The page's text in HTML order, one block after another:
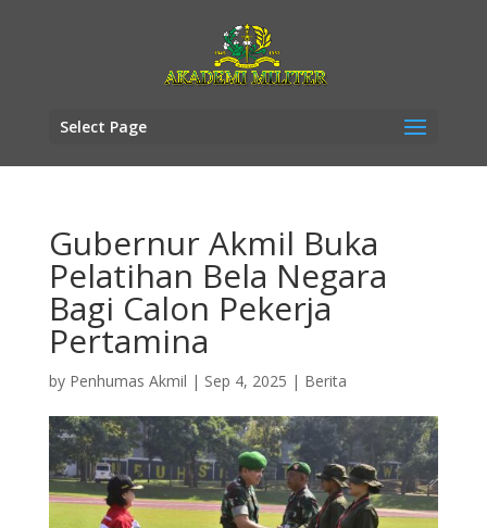
Select Page
Gubernur Akmil Buka
Pelatihan Bela Negara
Bagi Calon Pekerja
Pertamina
by Penhumas Akmil | Sep 4, 2025 | Berita